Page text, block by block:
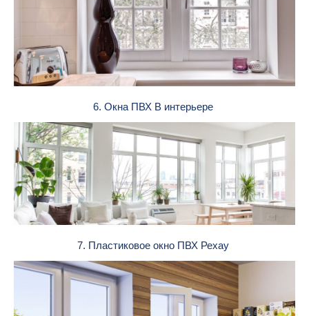
6. Окна ПВХ В интерьере
7. Пластиковое окно ПВХ Рехау